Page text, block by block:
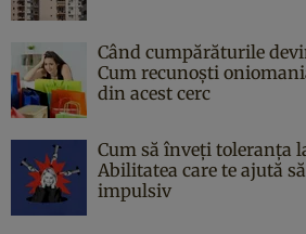
Când cumpărăturile
Cum recunoști
din acest cerc
Cum să înveți toleranța
Abilitatea care te ajută
impulsiv